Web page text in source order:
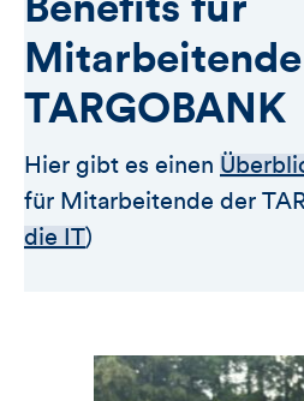
Benefits für
TARGOBANK
Hier gibt es einen
für Mitarbeitende der
die IT)